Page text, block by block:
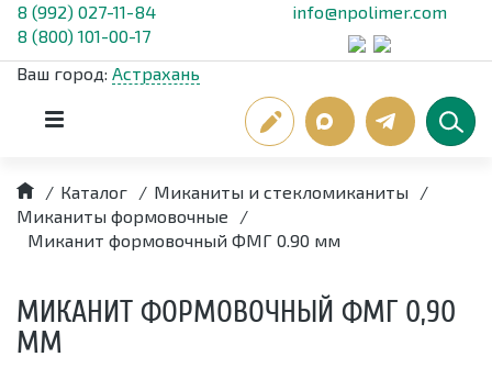
8 (992) 027-11-84
8 (800) 101-00-17
info@npolimer.com
Ваш город: Астрахань
/ Каталог / Миканиты и стекломиканиты
/
Миканиты формовочные
/
Миканит формовочный ФМГ 0.90 мм
МИКАНИТ ФОРМОВОЧНЫЙ ФМГ 0,90
ММ